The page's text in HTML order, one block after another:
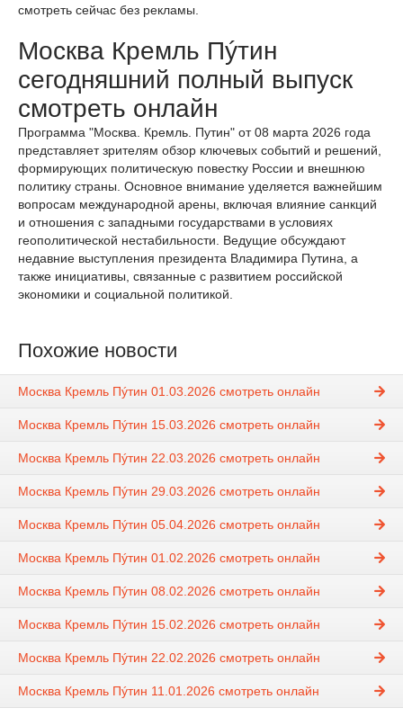
смотреть сейчас без рекламы.
Москва Кремль Пýтин
сегодняшний полный выпуск
смотреть онлайн
Программа "Москва. Кремль. Путин" от 08 марта 2026 года
представляет зрителям обзор ключевых событий и решений,
формирующих политическую повестку России и внешнюю
политику страны. Основное внимание уделяется важнейшим
вопросам международной арены, включая влияние санкций
и отношения с западными государствами в условиях
геополитической нестабильности. Ведущие обсуждают
недавние выступления президента Владимира Путина, а
также инициативы, связанные с развитием российской
экономики и социальной политикой.
Похожие новости
Москва Кремль Пýтин 01.03.2026 смотреть онлайн
Москва Кремль Пýтин 15.03.2026 смотреть онлайн
Москва Кремль Пýтин 22.03.2026 смотреть онлайн
Москва Кремль Пýтин 29.03.2026 смотреть онлайн
Москва Кремль Пýтин 05.04.2026 смотреть онлайн
Москва Кремль Пýтин 01.02.2026 смотреть онлайн
Москва Кремль Пýтин 08.02.2026 смотреть онлайн
Москва Кремль Пýтин 15.02.2026 смотреть онлайн
Москва Кремль Пýтин 22.02.2026 смотреть онлайн
Москва Кремль Пýтин 11.01.2026 смотреть онлайн